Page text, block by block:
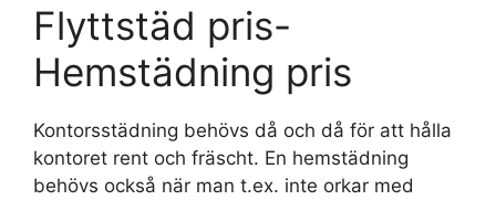
Flyttstäd pris-
Hemstädning pris
Kontorsstädning behövs då och då för att hålla
kontoret rent och fräscht. En hemstädning
behövs också när man t.ex. inte orkar med